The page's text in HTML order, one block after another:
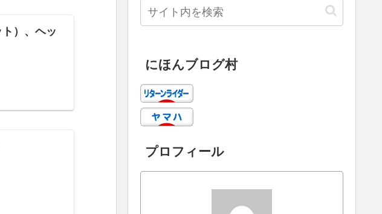
）、ヘッ
にほんブログ村
プロフィール